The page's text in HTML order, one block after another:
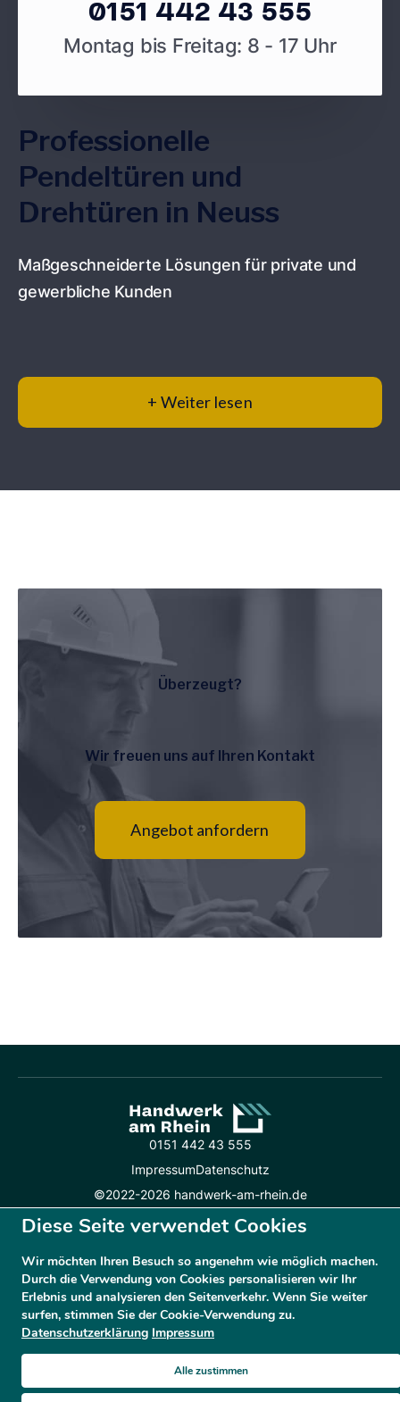
0151 442 43 555
Montag bis Freitag: 8 - 17 Uhr
Professionelle
Pendeltüren und
Drehtüren in Neuss
Maßgeschneiderte Lösungen für private und
gewerbliche Kunden
+ Weiter lesen
Überzeugt?
Wir freuen uns auf Ihren Kontakt
Angebot anfordern
0151 442 43 555
ImpressumDatenschutz
©2022-2026 handwerk-am-rhein.de
Diese Seite verwendet Cookies
Wir möchten Ihren Besuch so angenehm wie möglich machen.
Durch die Verwendung von Cookies personalisieren wir Ihr
Erlebnis und analysieren den Seitenverkehr. Wenn Sie weiter
surfen, stimmen Sie der Cookie-Verwendung zu.
Datenschutzerklärung Impressum
Alle zustimmen